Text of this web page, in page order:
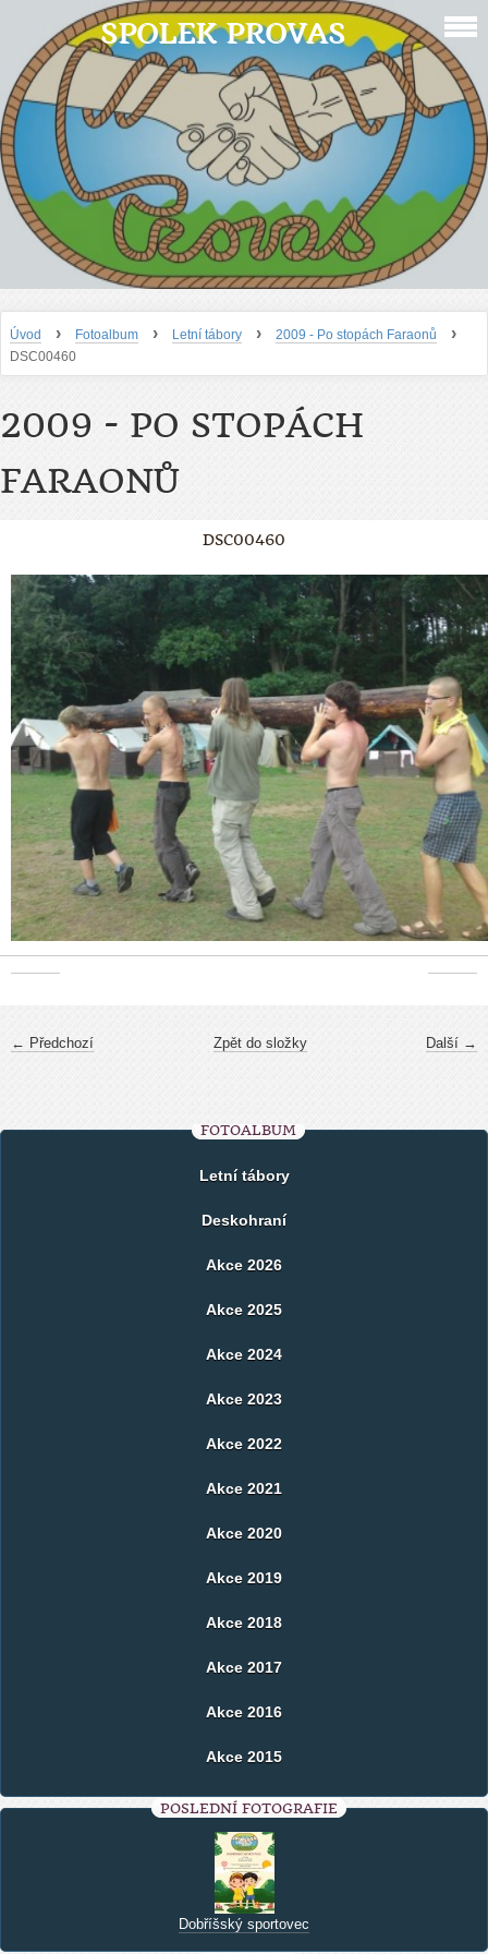
SPOLEK PROVAS
Úvod › Fotoalbum › Letní tábory › 2009 - Po stopách Faraonů ›
DSC00460
2009 - PO STOPÁCH
FARAONŮ
DSC00460
← Předchozí Další →
Zpět do složky
FOTOALBUM
Letní tábory
Deskohraní
Akce 2026
Akce 2025
Akce 2024
Akce 2023
Akce 2022
Akce 2021
Akce 2020
Akce 2019
Akce 2018
Akce 2017
Akce 2016
Akce 2015
POSLEDNÍ FOTOGRAFIE
Dobříšský sportovec